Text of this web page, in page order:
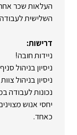
העלאות שכר
השלישית
דרישות:
ניידות חובה!
ניסיון בניהול
ניסיון בניהול
נכונות לעבודה במשמרות 3
יחסי אנוש
כאחד.